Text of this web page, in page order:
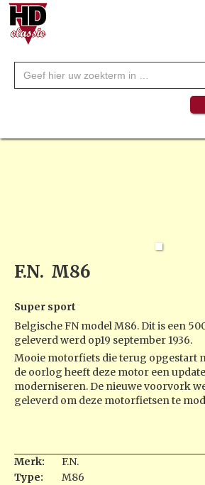
F.N. M86
Super sport
Belgische FN model M86. Dit is een
geleverd werd op19 september 1936.
Mooie motorfiets die terug opgestart
de oorlog heeft deze motor een
moderniseren. De nieuwe voorvork
geleverd om deze motorfietsen te
Merk:
F.N.
Type:
M86